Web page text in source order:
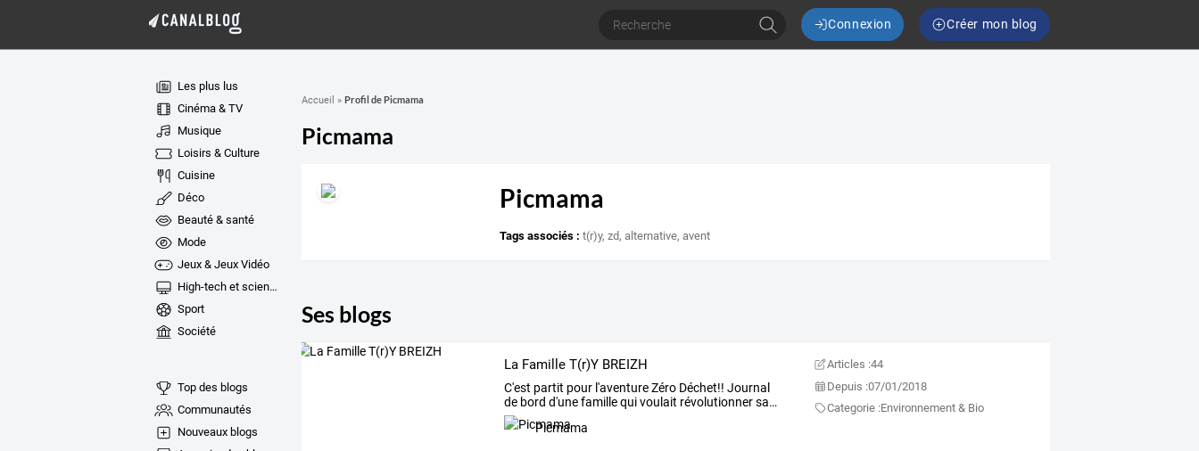
Connexion Créer mon blog
Les plus lus
Cinéma & TV
Musique
Loisirs & Culture
Cuisine
Déco
Beauté & santé
Mode
Jeux & Jeux Vidéo
High-tech et sciences
Sport
Société
Top des blogs
Communautés
Nouveaux blogs
Accueil » Profil de Picmama
Picmama
Picmama
Tags associés : t(r)y,zd,alternative,avent
Ses blogs
La Famille T(r)Y BREIZH
C'est partit pourl'aventureZéroDéchet!! Journal
debord d'unefamillequivoulait révolutionnersa…
Picmama
Articles :44
Depuis :07/01/2018
Categorie :Environnement & Bio